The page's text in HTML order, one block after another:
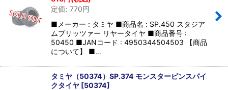
定価: 770円
■メーカー : タミヤ ■商品名 : SP.450 スタジア
ムブリッツァー リヤータイヤ ■商品番号 :
50450 ■JANコード : 4950344504503 【商品
について】 ■…
タミヤ（50374）SP.374 モンスターピンスパイ
クタイヤ [50374]